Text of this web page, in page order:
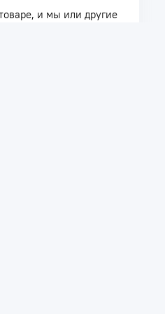
и мы или другие